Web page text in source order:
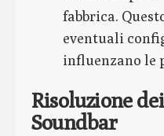
fabbrica.
eventuali
influenzano le
Risoluzione
Soundbar